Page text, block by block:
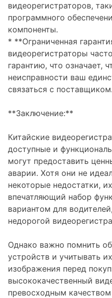
видеорегистраторов,
программного
компоненты.
* **Ограниченная
видеорегистраторы
гарантию, что означает,
неисправности ваш
связаться с поставщиком.
**Заключение:**
Китайские
доступные и
могут предоставить
аварии. Хотя они не
некоторые недостатки,
впечатляющий набор
вариантом для
недорогой
Однако важно помнить
устройств и учитывать
изображения перед
высококачественный
превосходным